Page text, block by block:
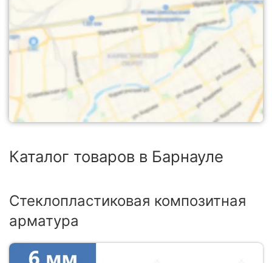
Каталог товаров в Барнауле
Стеклопластиковая композитная
арматура